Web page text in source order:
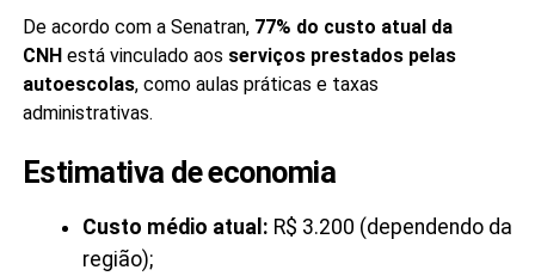
De acordo com a Senatran, 77% do custo atual da
CNH está vinculado aos serviços prestados pelas
autoescolas, como aulas práticas e taxas
administrativas.
Estimativa de economia
Custo médio atual: R$ 3.200 (dependendo da
região);